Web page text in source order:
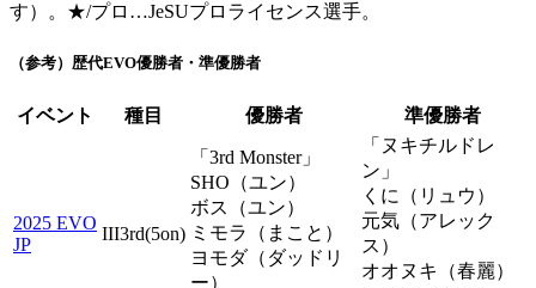
す）。★/プロ…JeSUプロライセンス選手。
（参考）歴代EVO優勝者・準優勝者
イベント 種目 優勝者 準優勝者
2025 EVO
JP
III3rd(5on)
「3rd Monster」
SHO（ユン）
ボス（ユン）
ミモラ（まこと）
ヨモダ（ダッドリ
ー）
「ヌキチルドレ
ン」
くに（リュウ）
元気（アレック
ス）
オオヌキ（春麗）